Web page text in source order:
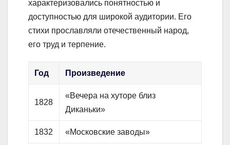
характеризовались понятностью и
доступностью для широкой аудитории. Его
стихи прославляли отечественный народ,
его труд и терпение.
Год Произведение
1828
«Вечера на хуторе близ
Диканьки»
1832 «Московские заводы»